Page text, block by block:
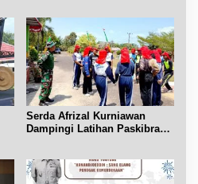
Serda Afrizal Kurniawan
Dampingi Latihan Paskibra